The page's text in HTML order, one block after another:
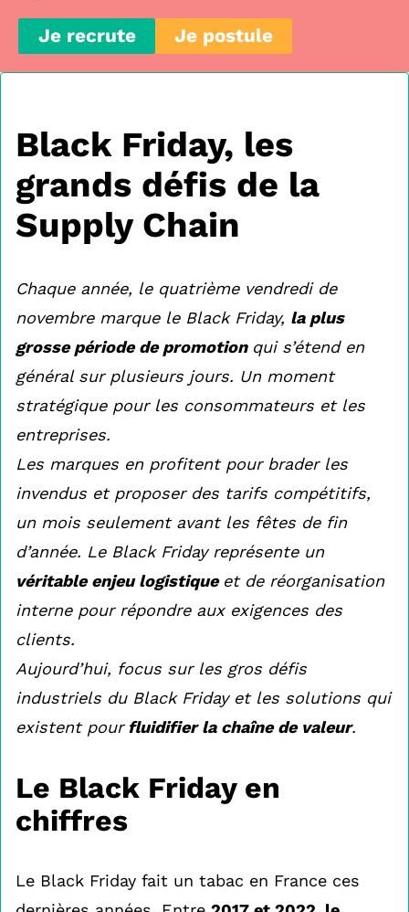
Je recrute Je postule
Black Friday, les
grands défis de la
Supply Chain
Chaque année, le quatrième vendredi de
novembre marque le Black Friday, la plus
grosse période de promotion qui s’étend en
général sur plusieurs jours. Un moment
stratégique pour les consommateurs et les
entreprises.
Les marques en profitent pour brader les
invendus et proposer des tarifs compétitifs,
un mois seulement avant les fêtes de fin
d’année. Le Black Friday représente un
véritable enjeu logistique et de réorganisation
interne pour répondre aux exigences des
clients.
Aujourd’hui, focus sur les gros défis
industriels du Black Friday et les solutions qui
existent pourfluidifier la chaîne de valeur.
Le Black Friday en
chiffres
Le Black Friday fait un tabac en France ces